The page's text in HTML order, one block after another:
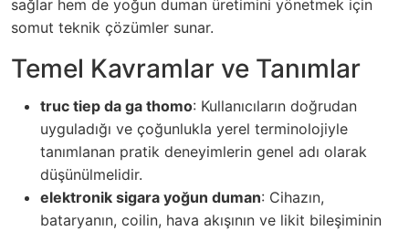
sağlar hem de yoğun duman üretimini yönetmek için
somut teknik çözümler sunar.
Temel Kavramlar ve Tanımlar
truc tiep da ga thomo: Kullanıcıların doğrudan
uyguladığı ve çoğunlukla yerel terminolojiyle
tanımlanan pratik deneyimlerin genel adı olarak
düşünülmelidir.
elektronik sigara yoğun duman: Cihazın,
bataryanın, coilin, hava akışının ve likit bileşiminin